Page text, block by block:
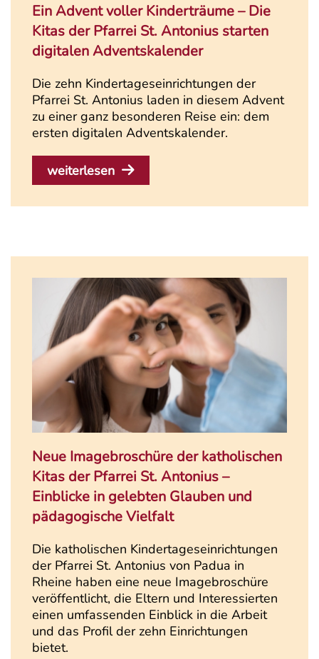
Ein Advent voller Kinderträume – Die
Kitas der Pfarrei St. Antonius starten
digitalen Adventskalender
Die zehn Kindertageseinrichtungen der
Pfarrei St. Antonius laden in diesem Advent
zu einer ganz besonderen Reise ein: dem
ersten digitalen Adventskalender.
weiterlesen
Neue Imagebroschüre der katholischen
Kitas der Pfarrei St. Antonius –
Einblicke in gelebten Glauben und
pädagogische Vielfalt
Die katholischen Kindertageseinrichtungen
der Pfarrei St. Antonius von Padua in
Rheine haben eine neue Imagebroschüre
veröffentlicht, die Eltern und Interessierten
einen umfassenden Einblick in die Arbeit
und das Profil der zehn Einrichtungen
bietet.